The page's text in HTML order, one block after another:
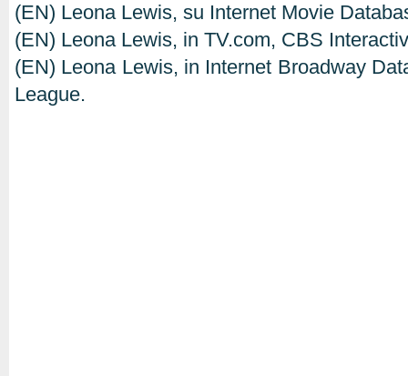
(EN) Leona Lewis, su Internet Movie
(EN) Leona Lewis, in TV.com, CBS
(EN) Leona Lewis, in Internet Broadway
League.